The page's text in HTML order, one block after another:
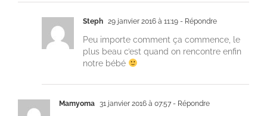
Steph 29 janvier 2016 à 11:19 - Répondre
Peu importe comment ça commence, le
plus beau c’est quand on rencontre enfin
notre bébé
Mamyoma 31 janvier 2016 à 07:57 - Répondre